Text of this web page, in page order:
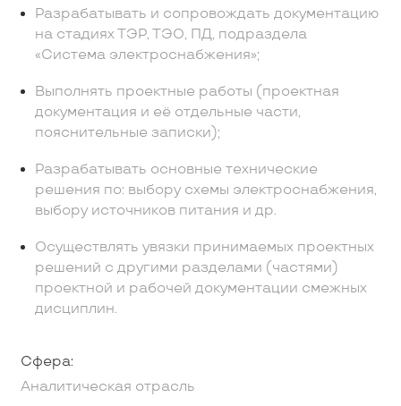
Разрабатывать и сопровождать документацию
на стадиях ТЭР, ТЭО, ПД, подраздела
«Система электроснабжения»;
Выполнять проектные работы (проектная
документация и её отдельные части,
пояснительные записки);
Разрабатывать основные технические
решения по: выбору схемы электроснабжения,
выбору источников питания и др.
Осуществлять увязки принимаемых проектных
решений с другими разделами (частями)
проектной и рабочей документации смежных
дисциплин.
Сфера:
Аналитическая отрасль